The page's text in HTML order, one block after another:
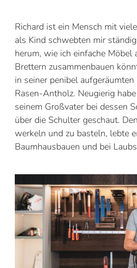
Richard ist ein Mensch mit
als Kind schwebten mir
herum, wie ich einfache Möbel
Brettern zusammenbauen
in seiner penibel
Rasen-Antholz. Neugierig
seinem Großvater bei dessen
über die Schulter geschaut.
werkeln und zu basteln, lebte
Baumhausbauen und bei